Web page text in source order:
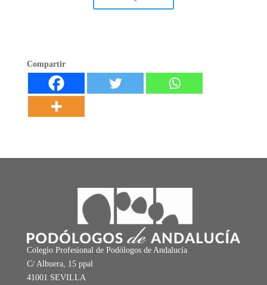
Compartir
Colegio Profesional de Podólogos de Andalucía
C/ Albuera, 15 ppal
41001 SEVILLA